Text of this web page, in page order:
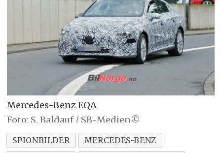
Mercedes-Benz EQA
Foto: S. Baldauf / SB-Medien©
SPIONBILDER
MERCEDES-BENZ